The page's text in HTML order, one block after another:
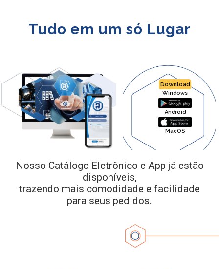
Tudo em um só Lugar
Download
Windows
Android
MacOS
Nosso Catálogo Eletrônico e App já estão
disponíveis,
trazendo mais comodidade e facilidade
para seus pedidos.